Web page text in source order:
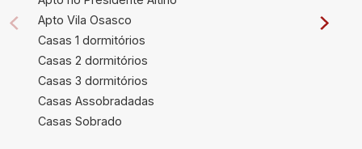
Apto Vila Osasco
Casas 1 dormitórios
Casas 2 dormitórios
Casas 3 dormitórios
Casas Assobradadas
Casas Sobrado